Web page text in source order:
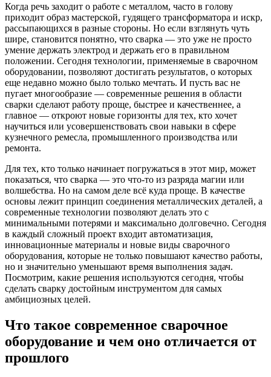
Когда речь заходит о работе с металлом, часто в голову
приходит образ мастерской, гудящего трансформатора и искр,
рассыпающихся в разные стороны. Но если взглянуть чуть
шире, становится понятно, что сварка — это уже не просто
умение держать электрод и держать его в правильном
положении. Сегодня технологии, применяемые в сварочном
оборудовании, позволяют достигать результатов, о которых
еще недавно можно было только мечтать. И пусть вас не
пугает многообразие — современные решения в области
сварки сделают работу проще, быстрее и качественнее, а
главное — откроют новые горизонты для тех, кто хочет
научиться или усовершенствовать свои навыки в сфере
кузнечного ремесла, промышленного производства или
ремонта.
Для тех, кто только начинает погружаться в этот мир, может
показаться, что сварка — это что-то из разряда магии или
волшебства. Но на самом деле всё куда проще. В качестве
основы лежит принцип соединения металлических деталей, а
современные технологии позволяют делать это с
минимальными потерями и максимально долговечно. Сегодня
в каждый сложный проект входит автоматизация,
инновационные материалы и новые виды сварочного
оборудования, которые не только повышают качество работы,
но и значительно уменьшают время выполнения задач.
Посмотрим, какие решения используются сегодня, чтобы
сделать сварку достойным инструментом для самых
амбициозных целей.
Что такое современное сварочное
оборудование и чем оно отличается от
прошлого